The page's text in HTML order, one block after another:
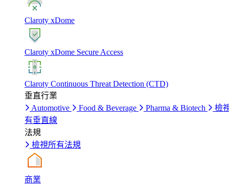
Claroty xDome
Claroty xDome Secure Access
Claroty Continuous Threat Detection (CTD)
垂直行業
Automotive
Food & Beverage Pharma & Biotech
檢
有垂直線
法規
檢視所有法規
商業